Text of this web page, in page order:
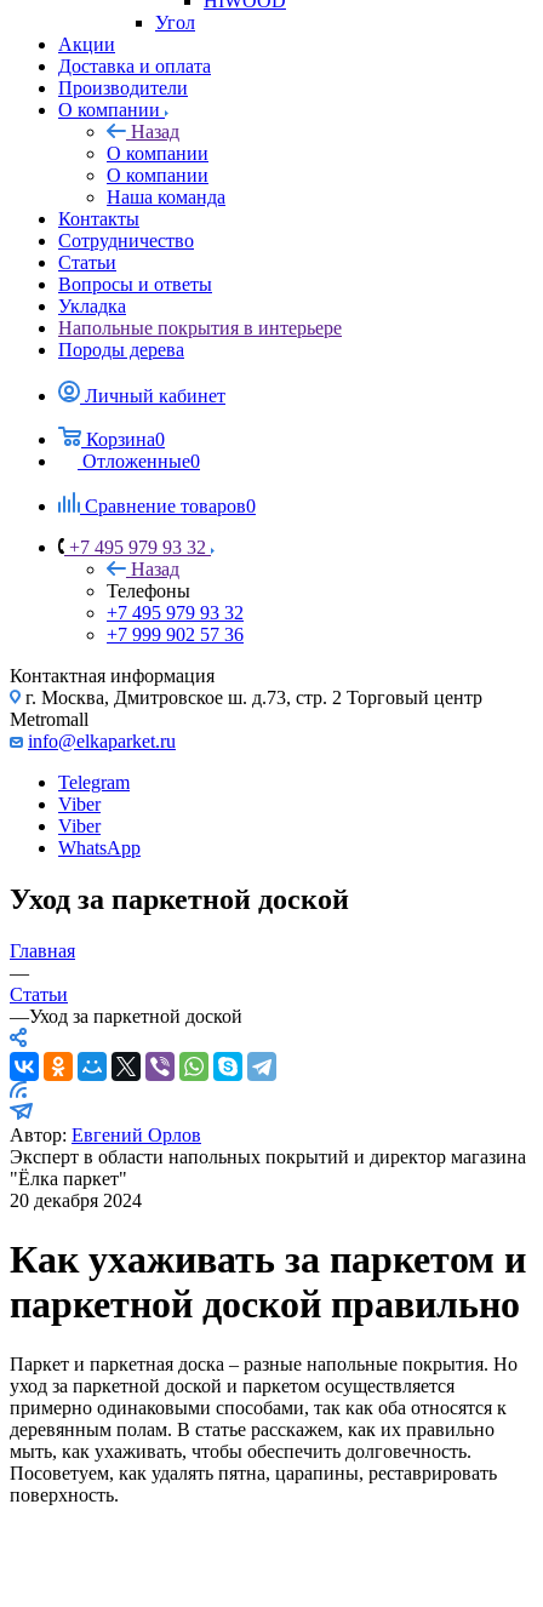
Угол
Акции
Доставка и оплата
Производители
О компании
Назад
О компании
О компании
Наша команда
Контакты
Сотрудничество
Статьи
Вопросы и ответы
Укладка
Напольные покрытия в интерьере
Породы дерева
Личный кабинет
Корзина0
Отложенные0
Сравнение товаров0
+7 495 979 93 32
Назад
Телефоны
+7 495 979 93 32
+7 999 902 57 36
Контактная информация
г. Москва, Дмитровское ш. д.73, стр. 2 Торговый центр
Metromall
info@elkaparket.ru
Telegram
Viber
Viber
WhatsApp
Уход за паркетной доской
Главная
—
Статьи
—Уход за паркетной доской
Автор: Евгений Орлов
Эксперт в области напольных покрытий и директор магазина
"Ёлка паркет"
20 декабря 2024
Как ухаживать за паркетом и
паркетной доской правильно
Паркет и паркетная доска – разные напольные покрытия. Но
уход за паркетной доской и паркетом осуществляется
примерно одинаковыми способами, так как оба относятся к
деревянным полам. В статье расскажем, как их правильно
мыть, как ухаживать, чтобы обеспечить долговечность.
Посоветуем, как удалять пятна, царапины, реставрировать
поверхность.